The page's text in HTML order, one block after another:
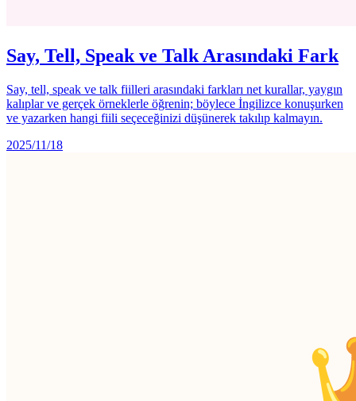
Say, Tell, Speak ve Talk Arasındaki Fark
Say, tell, speak ve talk fiilleri arasındaki farkları net kurallar, yaygın
kalıplar ve gerçek örneklerle öğrenin; böylece İngilizce konuşurken
ve yazarken hangi fiili seçeceğinizi düşünerek takılıp kalmayın.
2025/11/18